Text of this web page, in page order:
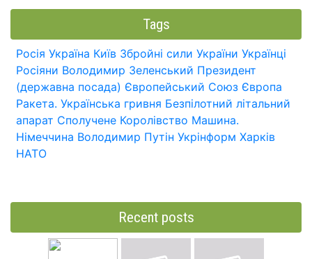
Tags
Росія Україна Київ Збройні сили України Українці
Росіяни Володимир Зеленський Президент
(державна посада) Європейський Союз Європа
Ракета. Українська гривня Безпілотний літальний
апарат Сполучене Королівство Машина.
Німеччина Володимир Путін Укрінформ Харків
НАТО
Recent posts